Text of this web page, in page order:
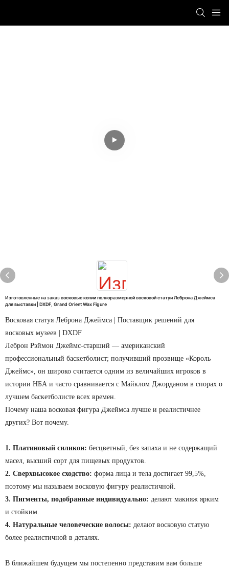
Изготовленные на заказ восковые копии полноразмерной восковой статуи Леброна Джеймса
для выставки | DXDF, Grand Orient Wax Figure
Восковая статуя Леброна Джеймса | Поставщик решений для
восковых музеев | DXDF
Леброн Рэймон Джеймс-старший — американский
профессиональный баскетболист; получивший прозвище «Король
Джеймс», он широко считается одним из величайших игроков в
истории НБА и часто сравнивается с Майклом Джорданом в спорах о
лучшем баскетболисте всех времен.
Почему наша восковая фигура Джеймса лучше и реалистичнее
других? Вот почему.
1. Платиновый силикон: бесцветный, без запаха и не содержащий
масел, высший сорт для пищевых продуктов.
2. Сверхвысокое сходство: форма лица и тела достигает 99,5%,
поэтому мы называем восковую фигуру реалистичной.
3. Пигменты, подобранные индивидуально: делают макияж ярким
и стойким.
4. Натуральные человеческие волосы: делают восковую статую
более реалистичной в деталях.
В ближайшем будущем мы постепенно представим вам больше